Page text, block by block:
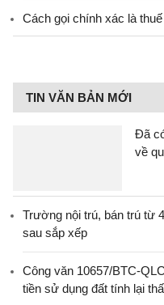
Cách gọi chính xác là
TIN VĂN BẢN MỚI
Đã
về
Trường nội trú, bán trú từ
sau sắp xếp
Công văn 10657/BTC-
tiền sử dụng đất tính lại